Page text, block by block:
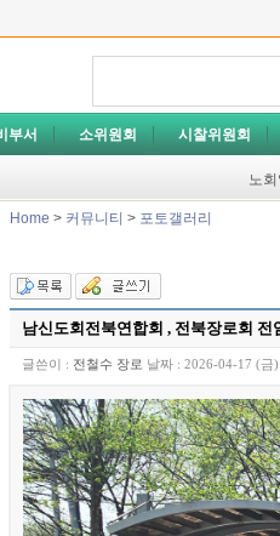
부서 소위원회 시찰위원회
노
Home > 커뮤니티 > 포토갤러리
남신도회전북연합회 , 전북장로회 전
글쓴이 : 전철수 장로 날짜 : 2026-04-17 (금